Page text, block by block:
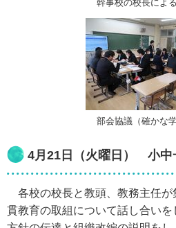
幹事校の校長によ
部会協議（確かな学
4月21日（火曜日） 小中
各校の校長と教頭、教務主任が
貫教育の取組について話し合いを